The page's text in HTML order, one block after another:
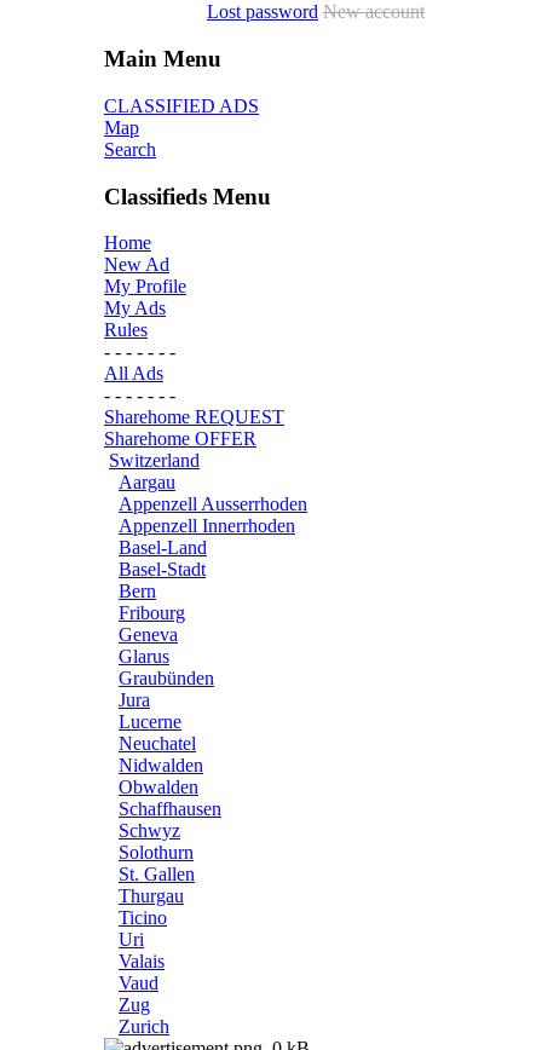
Lost password New account
Main Menu
CLASSIFIED ADS
Map
Search
Classifieds Menu
Home
New Ad
My Profile
My Ads
Rules
- - - - - - -
All Ads
- - - - - - -
Sharehome REQUEST
Sharehome OFFER
Switzerland
Aargau
Appenzell Ausserrhoden
Appenzell Innerrhoden
Basel-Land
Basel-Stadt
Bern
Fribourg
Geneva
Glarus
Graubünden
Jura
Lucerne
Neuchatel
Nidwalden
Obwalden
Schaffhausen
Schwyz
Solothurn
St. Gallen
Thurgau
Ticino
Uri
Valais
Vaud
Zug
Zurich